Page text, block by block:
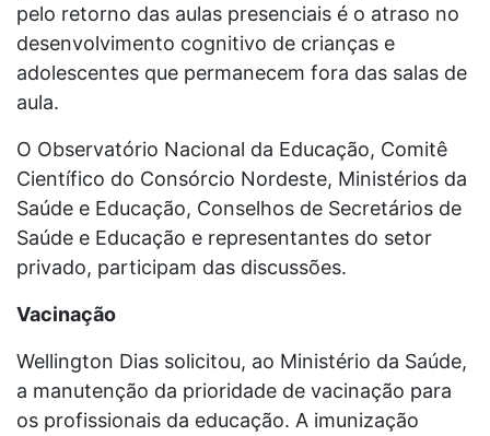
pelo retorno das aulas presenciais é o atraso no
desenvolvimento cognitivo de crianças e
adolescentes que permanecem fora das salas de
aula.
O Observatório Nacional da Educação, Comitê
Científico do Consórcio Nordeste, Ministérios da
Saúde e Educação, Conselhos de Secretários de
Saúde e Educação e representantes do setor
privado, participam das discussões.
Vacinação
Wellington Dias solicitou, ao Ministério da Saúde,
a manutenção da prioridade de vacinação para
os profissionais da educação. A imunização